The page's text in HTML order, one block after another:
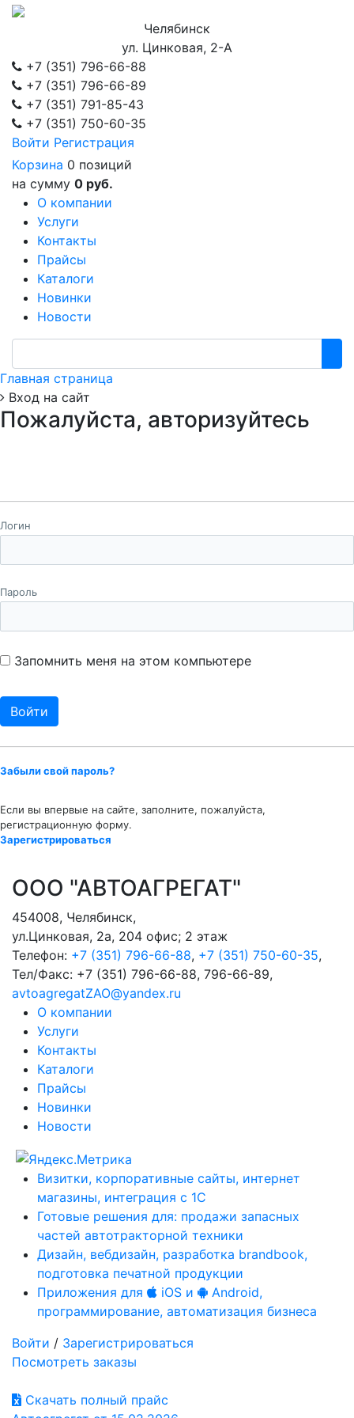
Челябинск
ул. Цинковая, 2-А
+7 (351) 796-66-88
+7 (351) 796-66-89
+7 (351) 791-85-43
+7 (351) 750-60-35
Войти Регистрация
Корзина 0 позиций
на сумму 0 руб.
О компании
Услуги
Контакты
Прайсы
Каталоги
Новинки
Новости
Главная страница
Вход на сайт
Пожалуйста, авторизуйтесь
Логин
Пароль
Запомнить меня на этом компьютере
Забыли свой пароль?
Если вы впервые на сайте, заполните, пожалуйста,
регистрационную форму.
Зарегистрироваться
ООО "АВТОАГРЕГАТ"
454008, Челябинск,
ул.Цинковая, 2а, 204 офис; 2 этаж
Телефон: +7 (351) 796-66-88, +7 (351) 750-60-35,
Тел/Факс: +7 (351) 796-66-88, 796-66-89,
avtoagregatZAO@yandex.ru
О компании
Услуги
Контакты
Каталоги
Прайсы
Новинки
Новости
Визитки, корпоративные сайты, интернет
магазины, интеграция с 1С
Готовые решения для: продажи запасных
частей автотракторной техники
Дизайн, вебдизайн, разработка brandbook,
подготовка печатной продукции
Приложения для
iOS и
Android,
программирование, автоматизация бизнеса
Войти / Зарегистрироваться
Посмотреть заказы
Скачать полный прайс